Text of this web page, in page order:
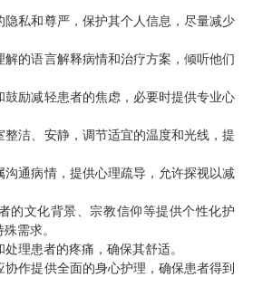
隐私和尊严，保护其个人信息，尽量减少
解的语言解释病情和治疗方案，倾听他们
鼓励减轻患者的焦虑，必要时提供专业心
整洁、安静，调节适宜的温度和光线，提
沟通病情，提供心理疏导，允许探视以减
的文化背景、宗教信仰等提供个性化护
需求。
理患者的疼痛，确保其舒适。
作提供全面的身心护理，确保患者得到